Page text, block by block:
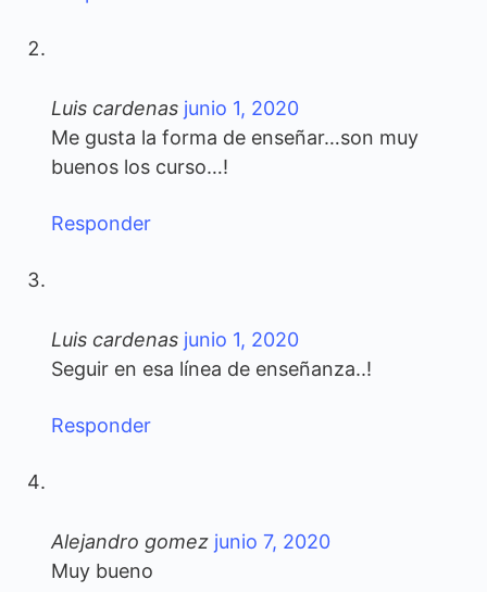
Luis cardenas junio 1, 2020
Me gusta la forma de enseñar…son muy
buenos los curso…!
Responder
Luis cardenas junio 1, 2020
Seguir en esa línea de enseñanza..!
Responder
Alejandro gomez junio 7, 2020
Muy bueno